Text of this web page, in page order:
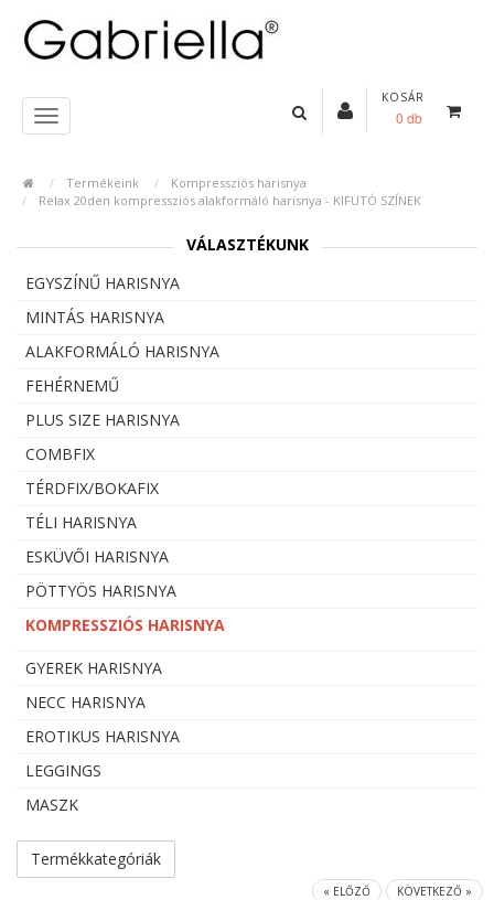
KOSÁR
0 db
Termékeink
Kompressziós harisnya
Relax 20den kompressziós alakformáló harisnya - KIFUTÓ SZÍNEK
VÁLASZTÉKUNK
EGYSZÍNŰ HARISNYA
MINTÁS HARISNYA
ALAKFORMÁLÓ HARISNYA
FEHÉRNEMŰ
PLUS SIZE HARISNYA
COMBFIX
TÉRDFIX/BOKAFIX
TÉLI HARISNYA
ESKÜVŐI HARISNYA
PÖTTYÖS HARISNYA
KOMPRESSZIÓS HARISNYA
GYEREK HARISNYA
NECC HARISNYA
EROTIKUS HARISNYA
LEGGINGS
MASZK
Termékkategóriák
« ELŐZŐ KÖVETKEZŐ »